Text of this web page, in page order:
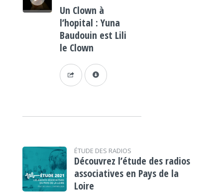
Un Clown à
l’hopital : Yuna
Baudouin est Lili
le Clown
ÉTUDE DES RADIOS
Découvrez l’étude des radios
associatives en Pays de la
Loire